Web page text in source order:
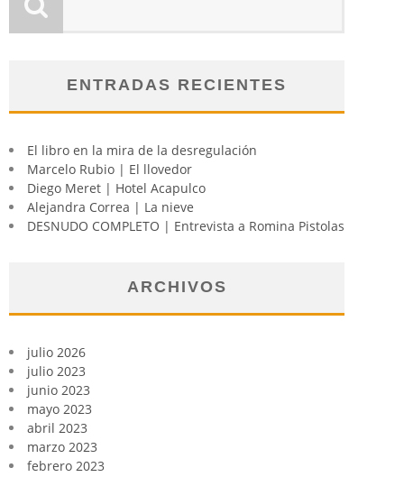
ENTRADAS RECIENTES
El libro en la mira de la desregulación
Marcelo Rubio | El llovedor
Diego Meret | Hotel Acapulco
Alejandra Correa | La nieve
DESNUDO COMPLETO | Entrevista a Romina Pistolas
ARCHIVOS
julio 2026
julio 2023
junio 2023
mayo 2023
abril 2023
marzo 2023
febrero 2023